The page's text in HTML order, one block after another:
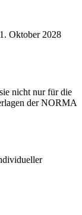
Oktober 2028
nicht nur für die
der NORMA